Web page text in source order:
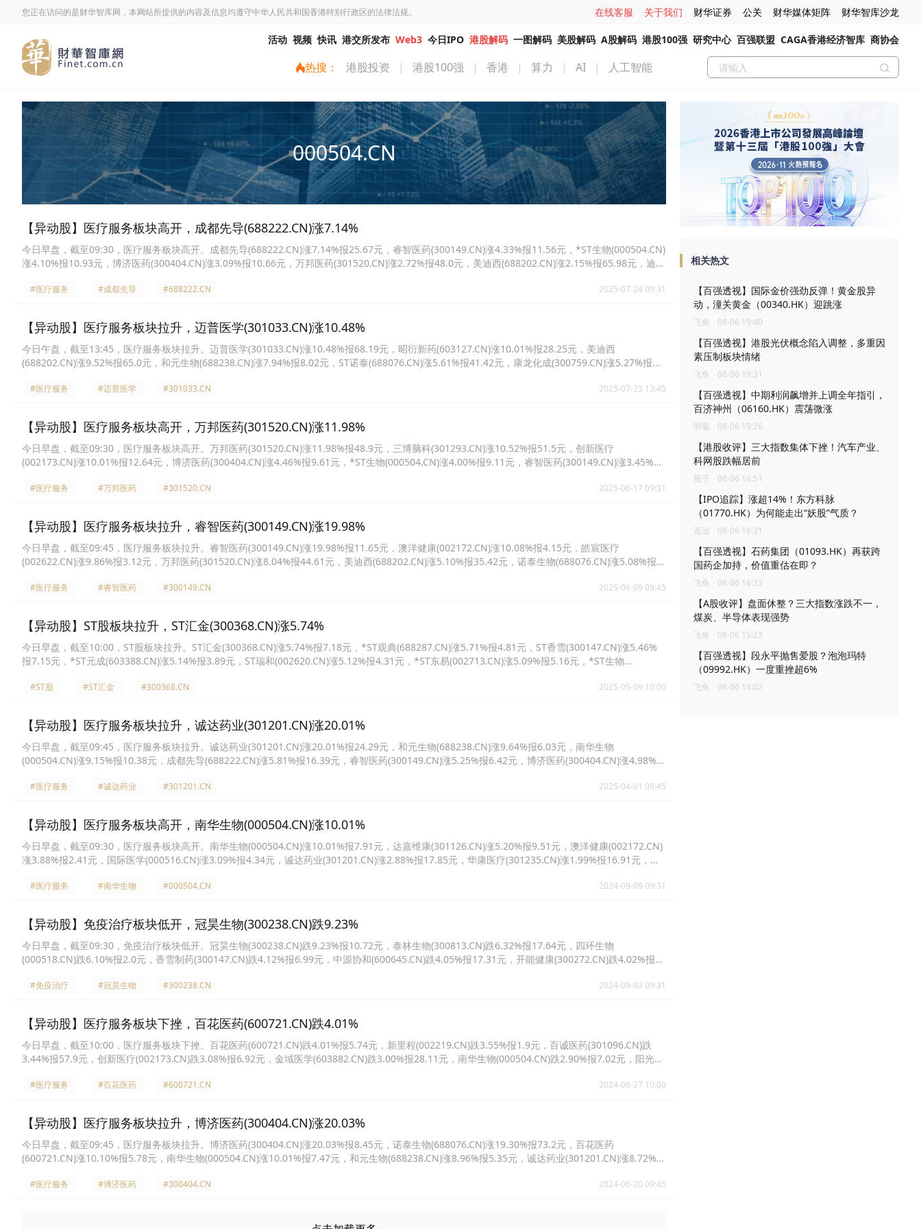
您正在访问的是财华智库网，本网站所提供的内容及信息均遵守中华人民共和国香港特别行政区的法律法规。 在线客服 关于我们 财华证券 公关 财华媒体矩阵 财华智库沙龙
活动 视频 快讯 港交所发布 Web3 今日IPO 港股解码 一图解码 美股解码 A股解码 港股100强 研究中心 百强联盟 CAGA香港经济智库 商协会
热搜： 港股投资 | 港股100强 | 香港 | 算力 | AI | 人工智能
000504.CN
【异动股】医疗服务板块高开，成都先导(688222.CN)涨7.14%
今日早盘，截至09:30，医疗服务板块高开。成都先导(688222.CN)涨7.14%报25.67元，睿智医药(300149.CN)涨4.33%报11.56元，*ST生物(000504.CN)
涨4.10%报10.93元，博济医药(300404.CN)涨3.09%报10.66元，万邦医药(301520.CN)涨2.72%报48.0元，美迪西(688202.CN)涨2.15%报65.98元，迪安
#医疗服务 #成都先导 #688222.CN 2025-07-24 09:31
【异动股】医疗服务板块拉升，迈普医学(301033.CN)涨10.48%
今日午盘，截至13:45，医疗服务板块拉升。迈普医学(301033.CN)涨10.48%报68.19元，昭衍新药(603127.CN)涨10.01%报28.25元，美迪西
(688202.CN)涨9.52%报65.0元，和元生物(688238.CN)涨7.94%报8.02元，ST诺泰(688076.CN)涨5.61%报41.42元，康龙化成(300759.CN)涨5.27%报
#医疗服务 #迈普医学 #301033.CN 2025-07-23 13:45
【异动股】医疗服务板块高开，万邦医药(301520.CN)涨11.98%
今日早盘，截至09:30，医疗服务板块高开。万邦医药(301520.CN)涨11.98%报48.9元，三博脑科(301293.CN)涨10.52%报51.5元，创新医疗
(002173.CN)涨10.01%报12.64元，博济医药(300404.CN)涨4.46%报9.61元，*ST生物(000504.CN)涨4.00%报9.11元，睿智医药(300149.CN)涨3.45%报
#医疗服务 #万邦医药 #301520.CN 2025-06-17 09:31
【异动股】医疗服务板块拉升，睿智医药(300149.CN)涨19.98%
今日早盘，截至09:45，医疗服务板块拉升。睿智医药(300149.CN)涨19.98%报11.65元，澳洋健康(002172.CN)涨10.08%报4.15元，皓宸医疗
(002622.CN)涨9.86%报3.12元，万邦医药(301520.CN)涨8.04%报44.61元，美迪西(688202.CN)涨5.10%报35.42元，诺泰生物(688076.CN)涨5.08%报
#医疗服务 #睿智医药 #300149.CN 2025-06-09 09:45
【异动股】ST股板块拉升，ST汇金(300368.CN)涨5.74%
今日早盘，截至10:00，ST股板块拉升。ST汇金(300368.CN)涨5.74%报7.18元，*ST观典(688287.CN)涨5.71%报4.81元，ST香雪(300147.CN)涨5.46%
报7.15元，*ST元成(603388.CN)涨5.14%报3.89元，ST瑞和(002620.CN)涨5.12%报4.31元，*ST东易(002713.CN)涨5.09%报5.16元，*ST生物
#ST股 #ST汇金 #300368.CN 2025-05-09 10:00
【异动股】医疗服务板块拉升，诚达药业(301201.CN)涨20.01%
今日早盘，截至09:45，医疗服务板块拉升。诚达药业(301201.CN)涨20.01%报24.29元，和元生物(688238.CN)涨9.64%报6.03元，南华生物
(000504.CN)涨9.15%报10.38元，成都先导(688222.CN)涨5.81%报16.39元，睿智医药(300149.CN)涨5.25%报6.42元，博济医药(300404.CN)涨4.98%报
#医疗服务 #诚达药业 #301201.CN 2025-04-01 09:45
【异动股】医疗服务板块高开，南华生物(000504.CN)涨10.01%
今日早盘，截至09:30，医疗服务板块高开。南华生物(000504.CN)涨10.01%报7.91元，达嘉维康(301126.CN)涨5.20%报9.51元，澳洋健康(002172.CN)
涨3.88%报2.41元，国际医学(000516.CN)涨3.09%报4.34元，诚达药业(301201.CN)涨2.88%报17.85元，华康医疗(301235.CN)涨1.99%报16.91元，睿
#医疗服务 #南华生物 #000504.CN 2024-09-09 09:31
【异动股】免疫治疗板块低开，冠昊生物(300238.CN)跌9.23%
今日早盘，截至09:30，免疫治疗板块低开。冠昊生物(300238.CN)跌9.23%报10.72元，泰林生物(300813.CN)跌6.32%报17.64元，四环生物
(000518.CN)跌6.10%报2.0元，香雪制药(300147.CN)跌4.12%报6.99元，中源协和(600645.CN)跌4.05%报17.31元，开能健康(300272.CN)跌4.02%报
#免疫治疗 #冠昊生物 #300238.CN 2024-09-03 09:31
【异动股】医疗服务板块下挫，百花医药(600721.CN)跌4.01%
今日早盘，截至10:00，医疗服务板块下挫。百花医药(600721.CN)跌4.01%报5.74元，新里程(002219.CN)跌3.55%报1.9元，百诚医药(301096.CN)跌
3.44%报57.9元，创新医疗(002173.CN)跌3.08%报6.92元，金域医学(603882.CN)跌3.00%报28.11元，南华生物(000504.CN)跌2.90%报7.02元，阳光诺
#医疗服务 #百花医药 #600721.CN 2024-06-27 10:00
【异动股】医疗服务板块拉升，博济医药(300404.CN)涨20.03%
今日早盘，截至09:45，医疗服务板块拉升。博济医药(300404.CN)涨20.03%报8.45元，诺泰生物(688076.CN)涨19.30%报73.2元，百花医药
(600721.CN)涨10.10%报5.78元，南华生物(000504.CN)涨10.01%报7.47元，和元生物(688238.CN)涨8.96%报5.35元，诚达药业(301201.CN)涨8.72%报
#医疗服务 #博济医药 #300404.CN 2024-06-20 09:45
相关热文
【百强透视】国际金价强劲反弹！黄金股异
动，潼关黄金（00340.HK）迎跳涨
飞鱼 08-06 19:40
【百强透视】港股光伏概念陷入调整，多重因
素压制板块情绪
飞鱼 08-06 19:31
【百强透视】中期利润飙增并上调全年指引，
百济神州（06160.HK）震荡微涨
明羲 08-06 19:26
【港股收评】三大指数集体下挫！汽车产业、
科网股跌幅居前
瓶子 08-06 16:51
【IPO追踪】涨超14%！东方科脉
（01770.HK）为何能走出“妖股”气质？
遥远 08-06 16:31
【百强透视】石药集团（01093.HK）再获跨
国药企加持，价值重估在即？
飞鱼 08-06 16:23
【A股收评】盘面休整？三大指数涨跌不一，
煤炭、半导体表现强势
飞鱼 08-06 15:23
【百强透视】段永平抛售爱股？泡泡玛特
（09992.HK）一度重挫超6%
飞鱼 08-06 14:02